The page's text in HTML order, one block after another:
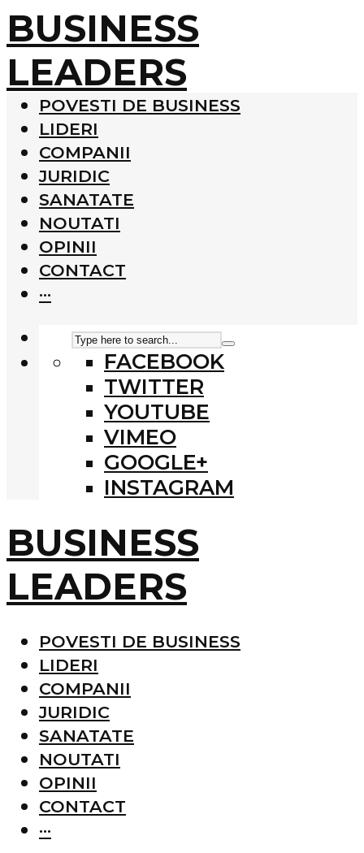
BUSINESS
LEADERS
POVESTI DE BUSINESS
LIDERI
COMPANII
JURIDIC
SANATATE
NOUTATI
OPINII
CONTACT
···
FACEBOOK
TWITTER
YOUTUBE
VIMEO
GOOGLE+
INSTAGRAM
BUSINESS
LEADERS
POVESTI DE BUSINESS
LIDERI
COMPANII
JURIDIC
SANATATE
NOUTATI
OPINII
CONTACT
···